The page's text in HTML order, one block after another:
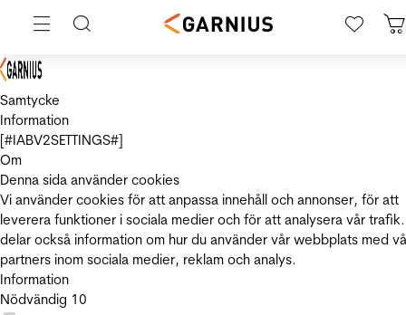
Samtycke
Information
[#IABV2SETTINGS#]
Om
Denna sida använder cookies
Vi använder cookies för att anpassa innehåll och annonser, för att
leverera funktioner i sociala medier och för att analysera vår
delar också information om hur du använder vår webbplats med
partners inom sociala medier, reklam och analys.
Information
Nödvändig 10